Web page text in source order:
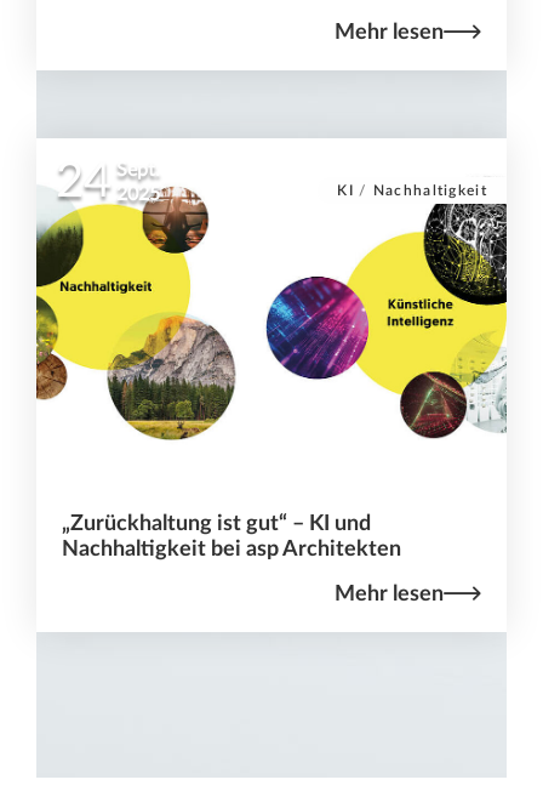
Mehr lesen
KI / Nachhaltigkeit
24 Sept.
2025
„Zurückhaltung ist gut“ – KI und
Nachhaltigkeit bei asp Architekten
Mehr lesen